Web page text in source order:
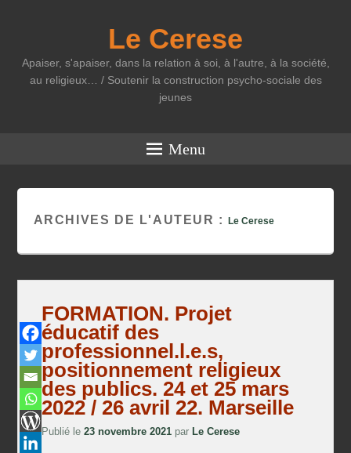
Le Cerese
Apaiser, s'apaiser, dans la relation à soi, à l'autre, à la société,
au religieux… / Soutenir la construction psycho-sociale des
jeunes
Menu
ARCHIVES DE L'AUTEUR :Le Cerese
FORMATION. Projet
éducatif des
professionnel.l.e.s,
positionnement religieux
des publics. 24 et 25 mars
2022 / 26 avril 22. Marseille
Publié le23 novembre 2021 par Le Cerese